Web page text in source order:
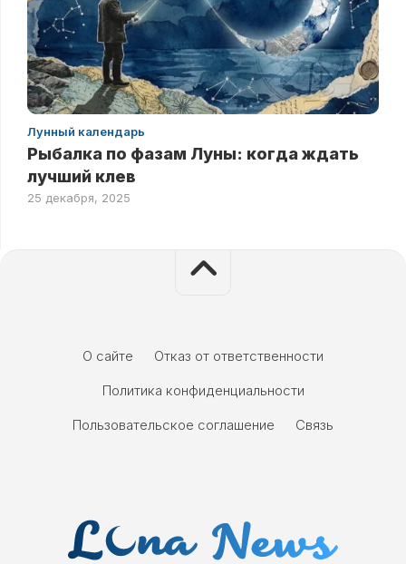
Лунный календарь
Рыбалка по фазам Луны: когда ждать
лучший клев
25 декабря, 2025
О сайте
Отказ от ответственности
Политика конфиденциальности
Пользовательское соглашение
Связь